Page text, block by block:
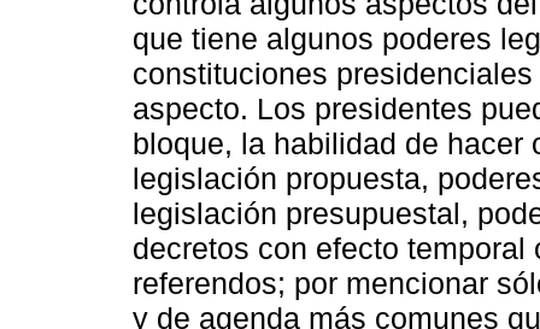
que tiene algunos poderes
constituciones
aspecto. Los presidentes
bloque, la habilidad de hacer
legislación propuesta,
legislación presupuestal,
decretos con efecto
referendos; por mencionar
y de agenda más comunes